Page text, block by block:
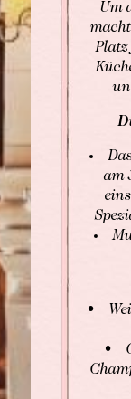
wenden
Um
Platz
am
•
•